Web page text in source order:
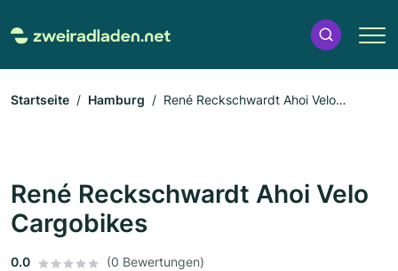
Startseite Hamburg
René Reckschwardt Ahoi Velo
René Reckschwardt Ahoi Velo
Cargobikes
0.0 (0 Bewertungen)